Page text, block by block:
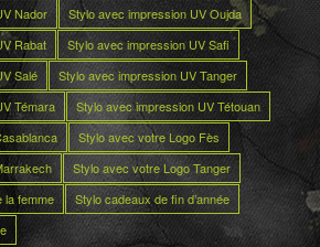
Nador
Stylo avec impression UV Oujda
Rabat
Stylo avec impression UV Safi
Salé
Stylo avec impression UV Tanger
Témara
Stylo avec impression UV Tétouan
Stylo avec votre Logo Fès
Stylo avec votre Logo Tanger
la femme
Stylo cadeaux de fin d’année